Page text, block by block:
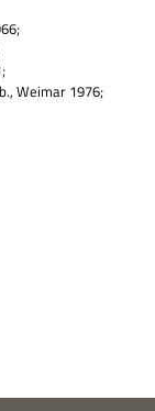
Wei­mar 1976;